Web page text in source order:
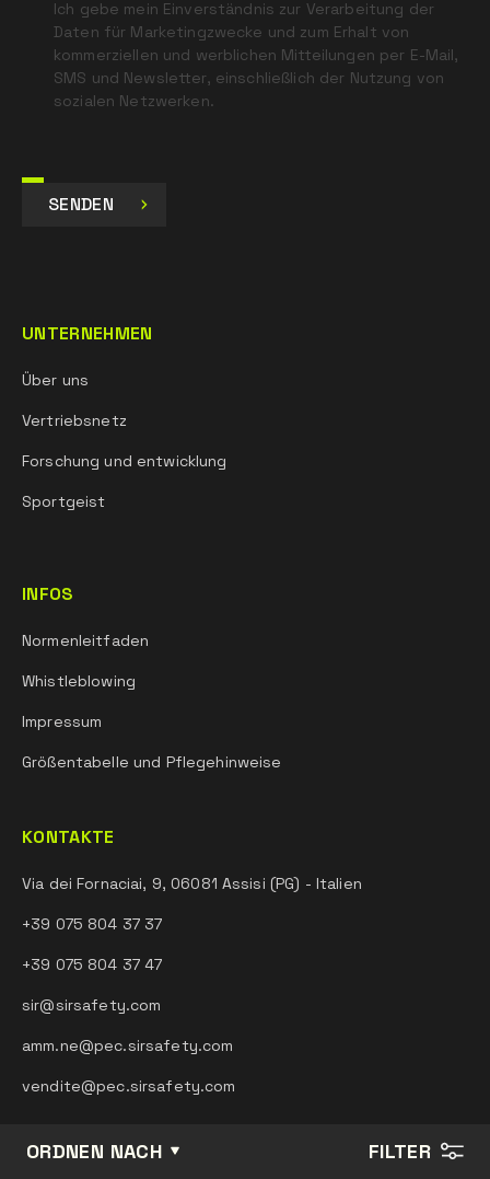
ORDNEN NACH FILTER
Ich gebe mein Einverständnis zur Verarbeitung der
Daten für Marketingzwecke und zum Erhalt von
kommerziellen und werblichen Mitteilungen per E-Mail,
SMS und Newsletter, einschließlich der Nutzung von
sozialen Netzwerken.
SENDEN
UNTERNEHMEN
Über uns
Vertriebsnetz
Forschung und entwicklung
Sportgeist
INFOS
Normenleitfaden
Whistleblowing
Impressum
Größentabelle und Pflegehinweise
KONTAKTE
Via dei Fornaciai, 9, 06081 Assisi (PG) - Italien
+39 075 804 37 37
+39 075 804 37 47
sir@sirsafety.com
amm.ne@pec.sirsafety.com
vendite@pec.sirsafety.com